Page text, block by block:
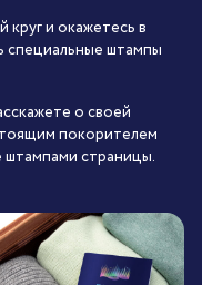
круг и окажетесь в
специальные штампы
о своей
покорителем
штампами страницы.